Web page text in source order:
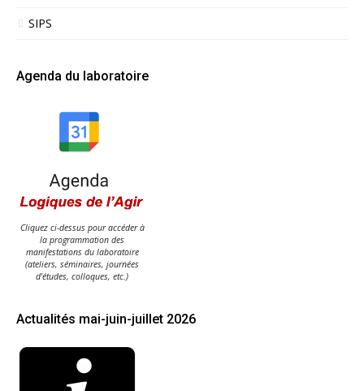
SIPS
Agenda du laboratoire
Cliquez ci-dessus pour accéder à
la programmation des
manifestations du laboratoire
(ateliers, séminaires, journées
d'études, colloques, etc.)
Actualités mai-juin-juillet 2026